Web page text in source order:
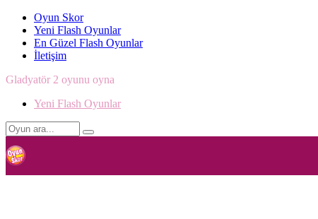
Oyun Skor
Yeni Flash Oyunlar
En Güzel Flash Oyunlar
İletişim
Gladyatör 2 oyunu oyna
Yeni Flash Oyunlar